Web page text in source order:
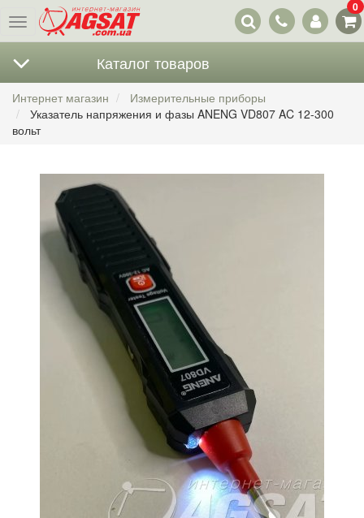
Меню
Наши
контакты
0
Каталог товаров
Интернет магазин
Измерительные приборы
Указатель напряжения и фазы ANENG VD807 AC 12-300
вольт